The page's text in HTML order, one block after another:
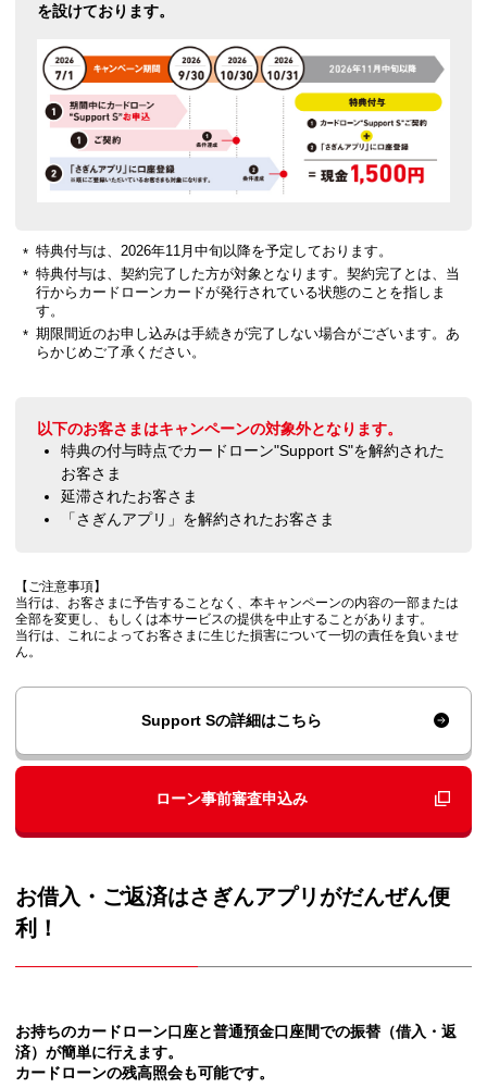
を設けております。
特典付与は、2026年11月中旬以降を予定しております。
特典付与は、契約完了した方が対象となります。契約完了とは、当
行からカードローンカードが発行されている状態のことを指しま
す。
期限間近のお申し込みは手続きが完了しない場合がございます。あ
らかじめご了承ください。
以下のお客さまはキャンペーンの対象外となります。
特典の付与時点でカードローン"Support S"を解約された
お客さま
延滞されたお客さま
「さぎんアプリ」を解約されたお客さま
【ご注意事項】
当行は、お客さまに予告することなく、本キャンペーンの内容の一部または
全部を変更し、もしくは本サービスの提供を中止することがあります。
当行は、これによってお客さまに生じた損害について一切の責任を負いませ
ん。
Support Sの詳細はこちら
ローン事前審査申込み
お借入・ご返済はさぎんアプリがだんぜん便
利！
お持ちのカードローン口座と普通預金口座間での振替（借入・返
済）が簡単に行えます。
カードローンの残高照会も可能です。